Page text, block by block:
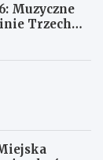
Muzyczne
Trzech